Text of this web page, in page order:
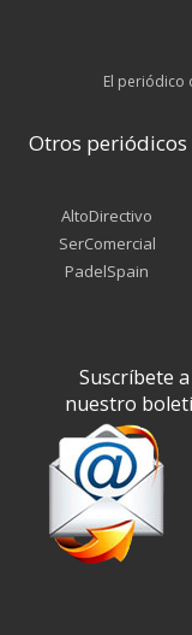
El periódico
Otros
AltoDirectivo
SerComercial
PadelSpain
Suscríbete a
nuestro